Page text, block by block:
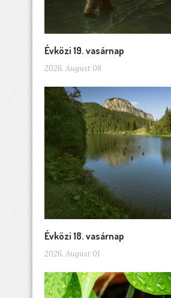
Évközi 19. vasárnap
2026. August 08
Évközi 18. vasárnap
2026. August 01